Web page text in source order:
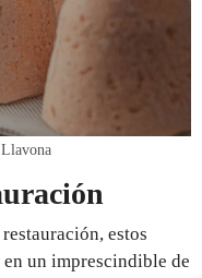
estos
un imprescindible de